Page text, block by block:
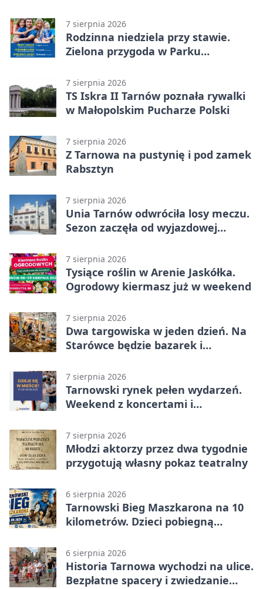
7 sierpnia 2026
Rodzinna niedziela przy stawie.
Zielona przygoda w Parku
7 sierpnia 2026
TS Iskra II Tarnów poznała rywalki
w Małopolskim Pucharze Polski
7 sierpnia 2026
Z Tarnowa na pustynię i pod zamek
Rabsztyn
7 sierpnia 2026
Unia Tarnów odwróciła losy meczu.
Sezon zaczęła od wyjazdowej
7 sierpnia 2026
Tysiące roślin w Arenie Jaskółka.
Ogrodowy kiermasz już w weekend
7 sierpnia 2026
Dwa targowiska w jeden dzień. Na
Starówce będzie bazarek i
7 sierpnia 2026
Tarnowski rynek pełen wydarzeń.
Weekend z koncertami i
7 sierpnia 2026
Młodzi aktorzy przez dwa tygodnie
przygotują własny pokaz teatralny
6 sierpnia 2026
Tarnowski Bieg Maszkarona na 10
kilometrów. Dzieci pobiegną
6 sierpnia 2026
Historia Tarnowa wychodzi na ulice.
Bezpłatne spacery i zwiedzanie